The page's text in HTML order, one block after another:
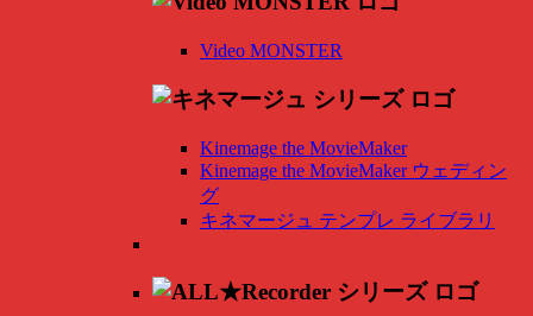
Video MONSTER
Kinemage the MovieMaker
Kinemage the MovieMaker ウェディン
グ
キネマージュ テンプレ ライブラリ